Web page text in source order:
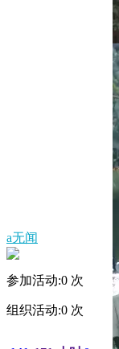
a无闻
参加活动:0 次
组织活动:0 次